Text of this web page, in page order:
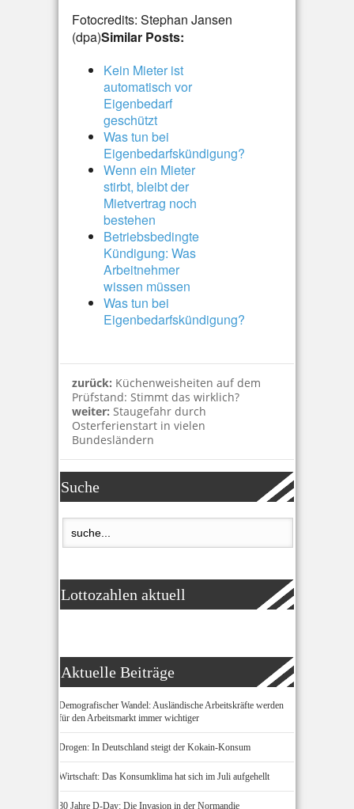
Fotocredits: Stephan Jansen
(dpa)Similar Posts:
Kein Mieter ist
automatisch vor
Eigenbedarf
geschützt
Was tun bei
Eigenbedarfskündigung?
Wenn ein Mieter
stirbt, bleibt der
Mietvertrag noch
bestehen
Betriebsbedingte
Kündigung: Was
Arbeitnehmer
wissen müssen
Was tun bei
Eigenbedarfskündigung?
zurück: Küchenweisheiten auf dem
Prüfstand: Stimmt das wirklich?
weiter: Staugefahr durch
Osterferienstart in vielen
Bundesländern
Suche
Lottozahlen aktuell
Aktuelle Beiträge
Demografischer Wandel: Ausländische Arbeitskräfte werden
für den Arbeitsmarkt immer wichtiger
Drogen: In Deutschland steigt der Kokain-Konsum
Wirtschaft: Das Konsumklima hat sich im Juli aufgehellt
80 Jahre D-Day: Die Invasion in der Normandie